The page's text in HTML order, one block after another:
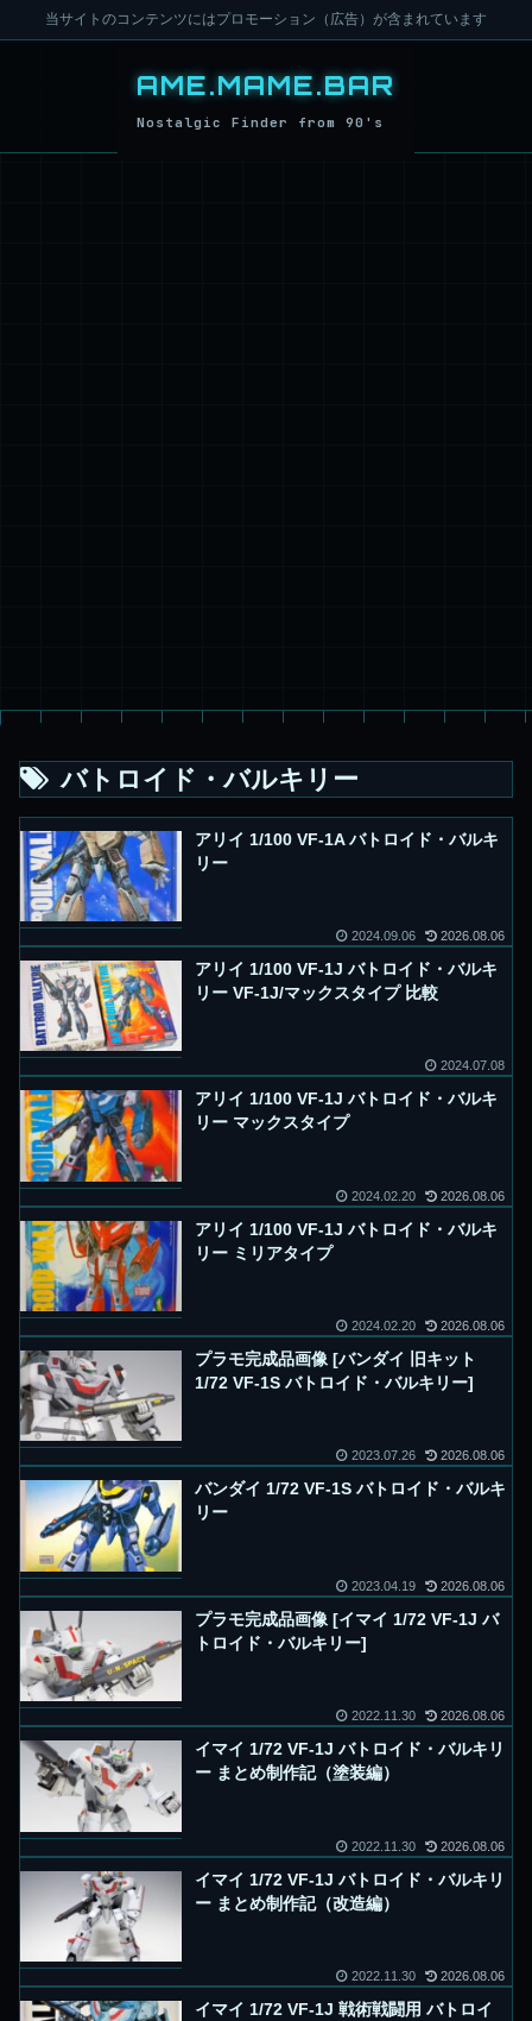
当サイトのコンテンツにはプロモーション（広告）が含まれています
バトロイド・バルキリー
アリイ 1/100 VF-1A バトロイド・バルキ
リー
2024.09.06 2026.08.06
アリイ 1/100 VF-1J バトロイド・バルキ
リー VF-1J/マックスタイプ 比較
2024.07.08
アリイ 1/100 VF-1J バトロイド・バルキ
リー マックスタイプ
2024.02.20 2026.08.06
アリイ 1/100 VF-1J バトロイド・バルキ
リー ミリアタイプ
2024.02.20 2026.08.06
プラモ完成品画像 [バンダイ 旧キット
1/72 VF-1S バトロイド・バルキリー]
2023.07.26 2026.08.06
バンダイ 1/72 VF-1S バトロイド・バルキ
リー
2023.04.19 2026.08.06
プラモ完成品画像 [イマイ 1/72 VF-1J バ
トロイド・バルキリー]
2022.11.30 2026.08.06
イマイ 1/72 VF-1J バトロイド・バルキリ
ー まとめ制作記（塗装編）
2022.11.30 2026.08.06
イマイ 1/72 VF-1J バトロイド・バルキリ
ー まとめ制作記（改造編）
2022.11.30 2026.08.06
イマイ 1/72 VF-1J 戦術戦闘用 バトロイ